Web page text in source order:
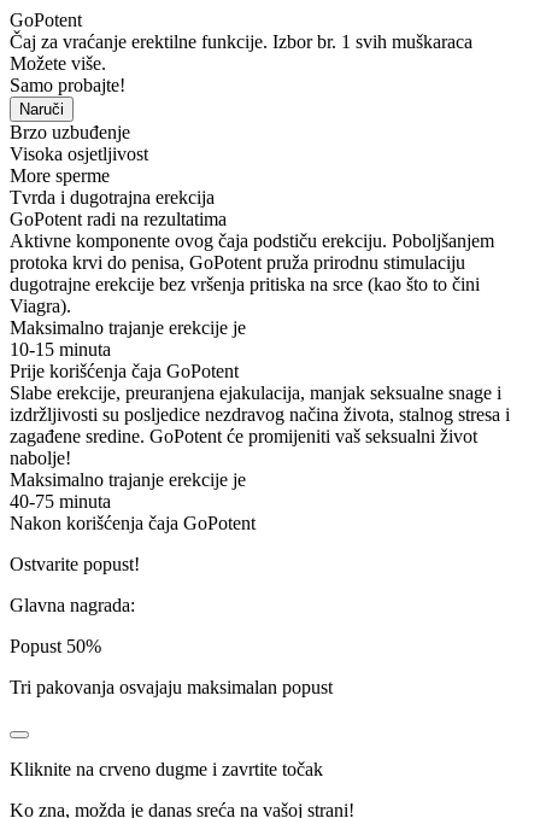
GoPotent
Čaj za vraćanje erektilne funkcije. Izbor br. 1 svih muškaraca
Možete više.
Samo probajte!
Naruči
Brzo uzbuđenje
Visoka osjetljivost
More sperme
Tvrda i dugotrajna erekcija
GoPotent radi na rezultatima
Aktivne komponente ovog čaja podstiču erekciju. Poboljšanjem
protoka krvi do penisa, GoPotent pruža prirodnu stimulaciju
dugotrajne erekcije bez vršenja pritiska na srce (kao što to čini
Viagra).
Maksimalno trajanje erekcije je
10-15 minuta
Prije korišćenja čaja GoPotent
Slabe erekcije, preuranjena ejakulacija, manjak seksualne snage i
izdržljivosti su posljedice nezdravog načina života, stalnog stresa i
zagađene sredine. GoPotent će promijeniti vaš seksualni život
nabolje!
Maksimalno trajanje erekcije je
40-75 minuta
Nakon korišćenja čaja GoPotent
Ostvarite popust!
Glavna nagrada:
Popust 50%
Tri pakovanja osvajaju maksimalan popust
Kliknite na crveno dugme i zavrtite točak
Ko zna, možda je danas sreća na vašoj strani!